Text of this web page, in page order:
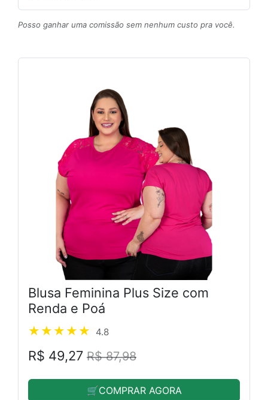
Posso ganhar uma comissão sem nenhum custo pra você.
Blusa Feminina Plus Size com
Renda e Poá
4.8
R$ 49,27 R$ 87,98
🛒COMPRAR AGORA